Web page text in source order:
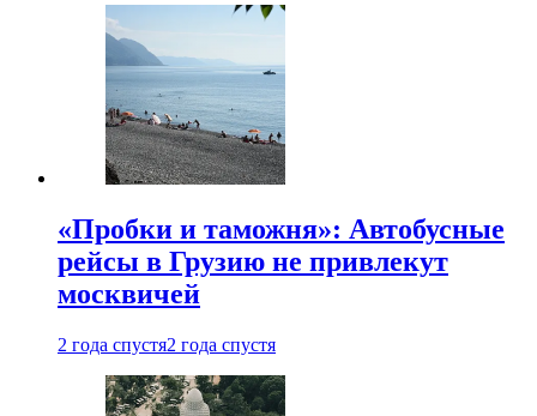
«Пробки и таможня»: Автобусные
рейсы в Грузию не привлекут
москвичей
2 года спустя2 года спустя